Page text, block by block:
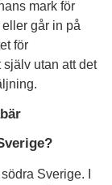
mark för
går in på
för
utan att det
Sverige. I